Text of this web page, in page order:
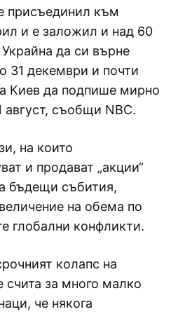
присъединил към
и е заложил и над 60
да си върне
31 декември и почти
Киев да подпише мирно
август, съобщи NBC.
на които
и продават „акции“
бъдещи събития,
на обема по
глобални конфликти.
колапс на
счита за много малко
че някога